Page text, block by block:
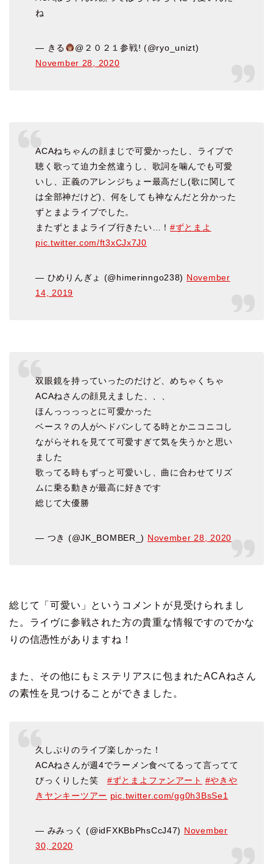
ね
— きる
@２０２１参戦! (@ryo_unizt)
November 28, 2020
ACAねちゃんの顔まじで可愛かったし、ライブで
聴く歌って迫力全然違うし、歌詞を噛んでも可愛
いし、正義のアレンジちょー最高だし(歌に関して
は全部神だけど)、何をしても神なんだと分かった
ずとまよライブでした。
またずとまよライブ行きたい…！ #ずとまよ
pic.twitter.com/ft3xCJx7J0
— ひめりんぎょ (@himerinngo238) November
14, 2019
双眼鏡を持っていったのだけど、めちゃくちゃ
ACAねさんの顔見えました、、、
ほんっっっっとに可愛かった
ベース？の人がヘドバンしてる時とかニコニコし
ながらそれを見てて可愛すぎて気を失うかと思い
ました
歌ってる時もずっと可愛いし、曲に合わせてリズ
ムに乗る動きが最高に好きです
総じて大優勝
— つき (@JK_BOMBER_) November 28, 2020
総じて「可愛い」というコメントが見受けられまし
た。ライヴに参戦された方の貴重な情報ですのでかな
りの信憑性がありますね！
また、その他にもミステリアスに包まれたACAねさん
の素性を見つけることができました。
久しぶりのライブ楽しかった！
ACAねさんが週4でラーメン食べてるって言ってて
びっくりした笑 #ずとまよファンアート #やきや
きヤンキーツアー pic.twitter.com/gg0h3BsSe1
— みみっく (@idFXKBbPhsCcJ47) November
30, 2020